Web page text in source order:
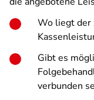
Wo liegt der
Gibt es
verbunden